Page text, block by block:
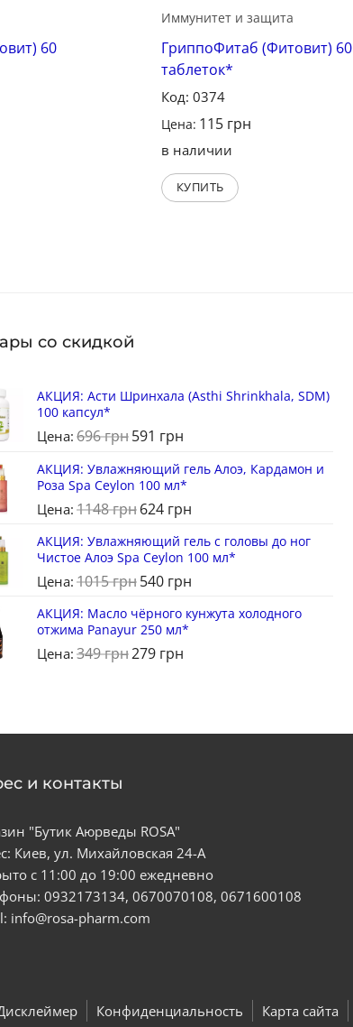
60
Иммунитет и защита
ГриппоФитаб (Фитовит) 60
таблеток*
Код: 0374
Цена: 115 грн
в наличии
КУПИТЬ
со скидкой
АКЦИЯ: Асти Шринхала (Asthi Shrinkhala, SDM)
100 капсул*
Цена: 696грн591 грн
АКЦИЯ: Увлажняющий гель Алоэ, Кардамон и
Роза Spa Ceylon 100 мл*
Цена: 1148грн624 грн
АКЦИЯ: Увлажняющий гель с головы до ног
Чистое Алоэ Spa Ceylon 100 мл*
Цена: 1015грн540 грн
АКЦИЯ: Масло чёрного кунжута холодного
отжима Panayur 250 мл*
Цена: 349грн279 грн
и контакты
"Бутик Аюрведы ROSA"
Киев, ул. Михайловская 24-А
с 11:00 до 19:00 ежедневно
0932173134,0670070108,0671600108
info@rosa-pharm.com
Конфиденциальность Карта сайта